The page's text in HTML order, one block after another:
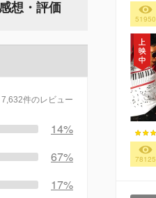
想・評価
7,632件のレビュー
14%
67%
17%
51950
78125